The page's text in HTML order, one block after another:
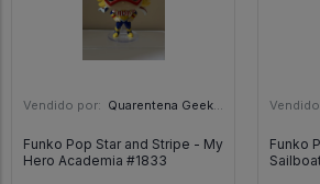
Vendido por: Quarentena Geek Store - SP
Funko Pop Star and Stripe - My
Hero Academia #1833
Funko